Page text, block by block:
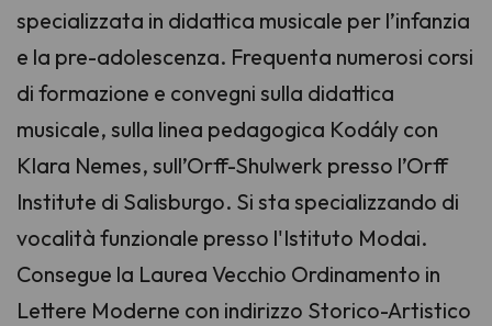
specializzata in didattica musicale per l’infanzia
e la pre-adolescenza. Frequenta numerosi corsi
di formazione e convegni sulla didattica
musicale, sulla linea pedagogica Kodály con
Klara Nemes, sull’Orff-Shulwerk presso l’Orff
Institute di Salisburgo. Si sta specializzando di
vocalità funzionale presso l'Istituto Modai.
Consegue la Laurea Vecchio Ordinamento in
Lettere Moderne con indirizzo Storico-Artistico